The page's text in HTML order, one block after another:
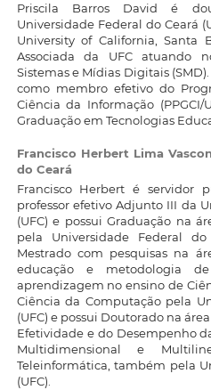
Priscila Barros David é
Universidade Federal do Ceará
University of California, Santa
Associada da UFC atuando
Sistemas e Mídias Digitais
como membro efetivo do
Ciência da Informação
Graduação em Tecnologias
Francisco Herbert Lima
do Ceará
Francisco Herbert é servidor
professor efetivo Adjunto III da
(UFC) e possui Graduação na
pela Universidade Federal do
Mestrado com pesquisas na
educação e metodologia
aprendizagem no ensino de
Ciência da Computação pela
(UFC) e possui Doutorado na
Efetividade e do Desempenho
Multidimensional e
Teleinformática, também pela
(UFC).